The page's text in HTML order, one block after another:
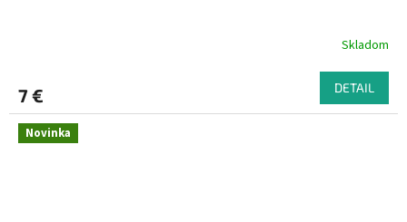
Skladom
7 € DETAIL
Novinka